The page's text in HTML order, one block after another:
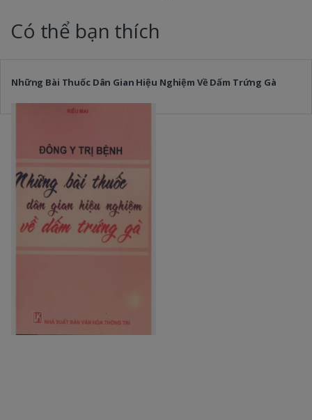
Có thể bạn thích
Những Bài Thuốc Dân Gian Hiệu Nghiệm Về Dấm Trứng Gà